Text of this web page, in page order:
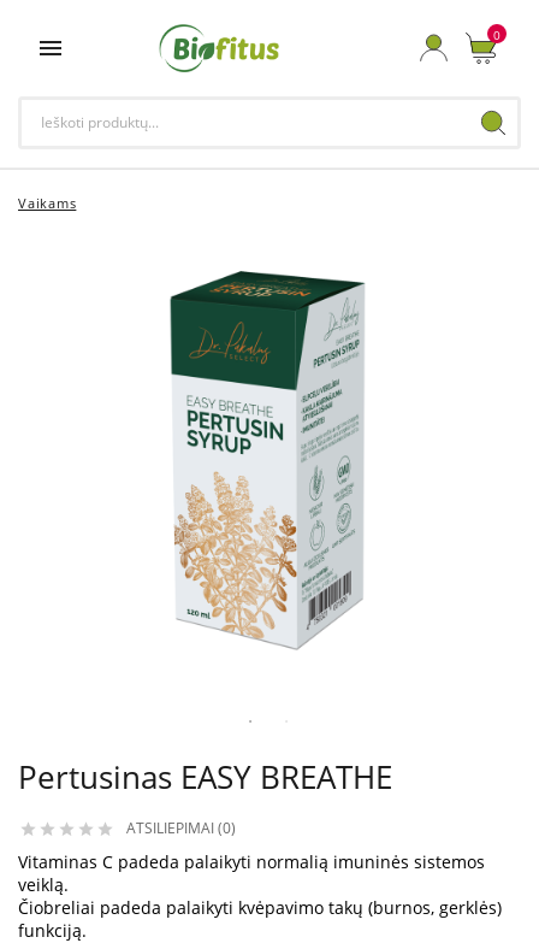
 0
Vaikams
Pertusinas EASY BREATHE
     ATSILIEPIMAI (0)
Vitaminas C padeda palaikyti normalią imuninės sistemos
veiklą.
Čiobreliai padeda palaikyti kvėpavimo takų (burnos, gerklės)
funkciją.